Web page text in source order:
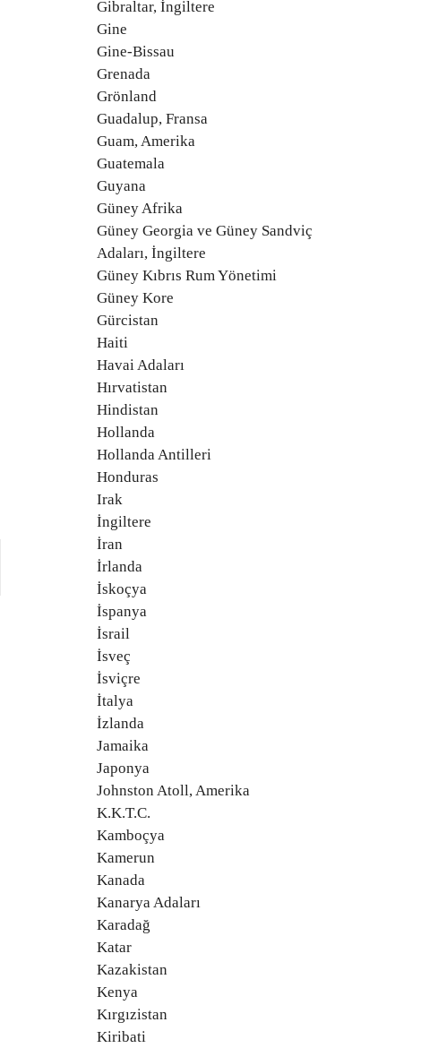
Gibraltar, İngiltere
Gine
Gine-Bissau
Grenada
Grönland
Guadalup, Fransa
Guam, Amerika
Guatemala
Guyana
Güney Afrika
Güney Georgia ve Güney Sandviç
Adaları, İngiltere
Güney Kıbrıs Rum Yönetimi
Güney Kore
Gürcistan
Haiti
Havai Adaları
Hırvatistan
Hindistan
Hollanda
Hollanda Antilleri
Honduras
Irak
İngiltere
İran
İrlanda
İskoçya
İspanya
İsrail
İsveç
İsviçre
İtalya
İzlanda
Jamaika
Japonya
Johnston Atoll, Amerika
K.K.T.C.
Kamboçya
Kamerun
Kanada
Kanarya Adaları
Karadağ
Katar
Kazakistan
Kenya
Kırgızistan
Kiribati